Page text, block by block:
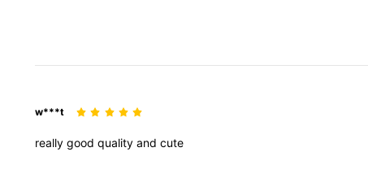
w***t
really good quality and cute